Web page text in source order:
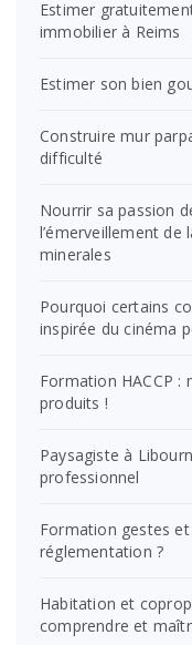
Estimer
immobilier à Reims
Estimer son bien
Construire mur
difficulté
Nourrir sa passion
l’émerveillement de
minerales
Pourquoi certains
inspirée du cinéma
Formation HACCP :
produits !
Paysagiste à
professionnel
Formation gestes
réglementation ?
Habitation et
comprendre et